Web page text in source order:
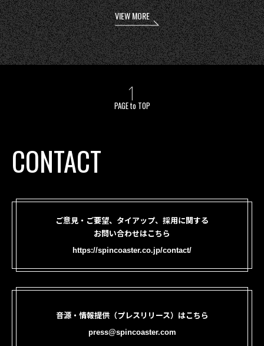
VIEW MORE
PAGE to TOP
CONTACT
ご意見・ご要望、タイアップ、採用に関する
お問い合わせはこちら
https://spincoaster.co.jp/contact/
音源・情報提供（プレスリリース）はこちら
press@spincoaster.com